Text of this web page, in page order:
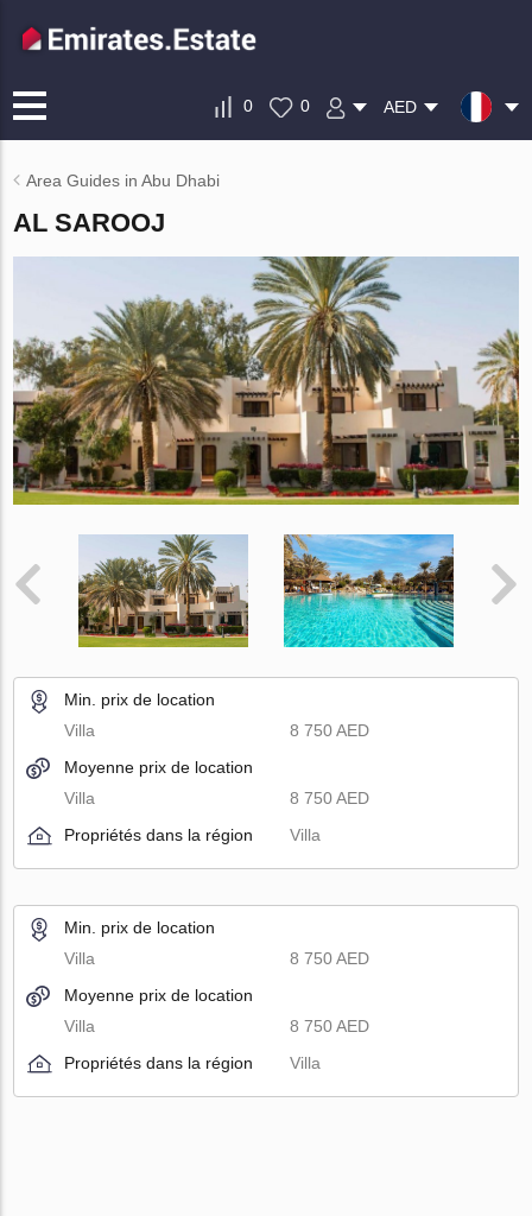
0 0 AED
Area Guides in Abu Dhabi
AL SAROOJ
Min. prix de location
Villa
8 750 AED
Moyenne prix de location
Villa
8 750 AED
Propriétés dans la région
Villa
Min. prix de location
Villa
8 750 AED
Moyenne prix de location
Villa
8 750 AED
Propriétés dans la région
Villa